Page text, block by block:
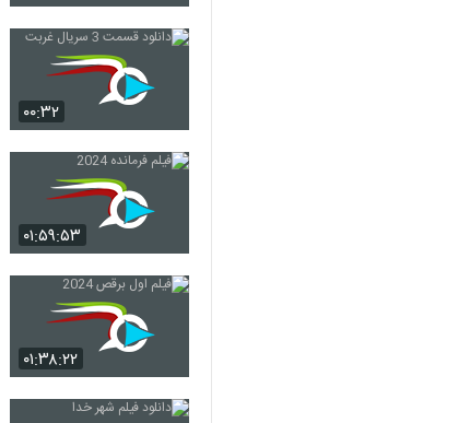
۰۰:۳۲
۰۱:۵۹:۵۳
۰۱:۳۸:۲۲